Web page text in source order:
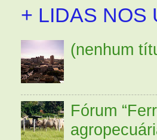
+ LIDAS NOS
(nenhum
Fórum